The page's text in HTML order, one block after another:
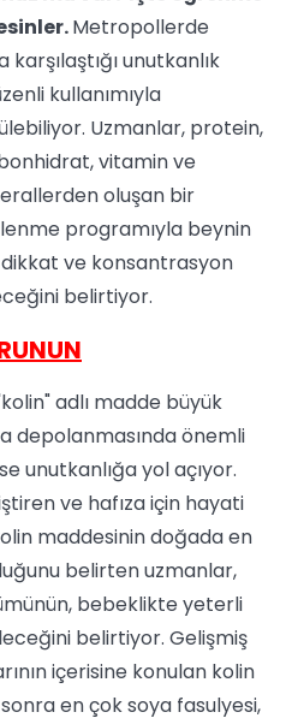
Metropollerde
karşılaştığı unutkanlık
kullanımıyla
Uzmanlar, protein,
vitamin ve
oluşan bir
programıyla beynin
ve konsantrasyon
belirtiyor.
adlı madde büyük
depolanmasında önemli
unutkanlığa yol açıyor.
ve hafıza için hayati
maddesinin doğada en
belirten uzmanlar,
bebeklikte yeterli
belirtiyor. Gelişmiş
içerisine konulan kolin
en çok soya fasulyesi,